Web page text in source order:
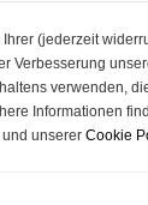
(jederzeit
Verbesserung
verwenden,
Informationen
und unserer Cookie